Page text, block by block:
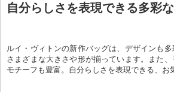
自分らしさを表現できる多彩
ルイ・ヴィトンの新作バッグは、デザインも
さまざまな大きさや形が揃っています。また
モチーフも豊富。自分らしさを表現できる、